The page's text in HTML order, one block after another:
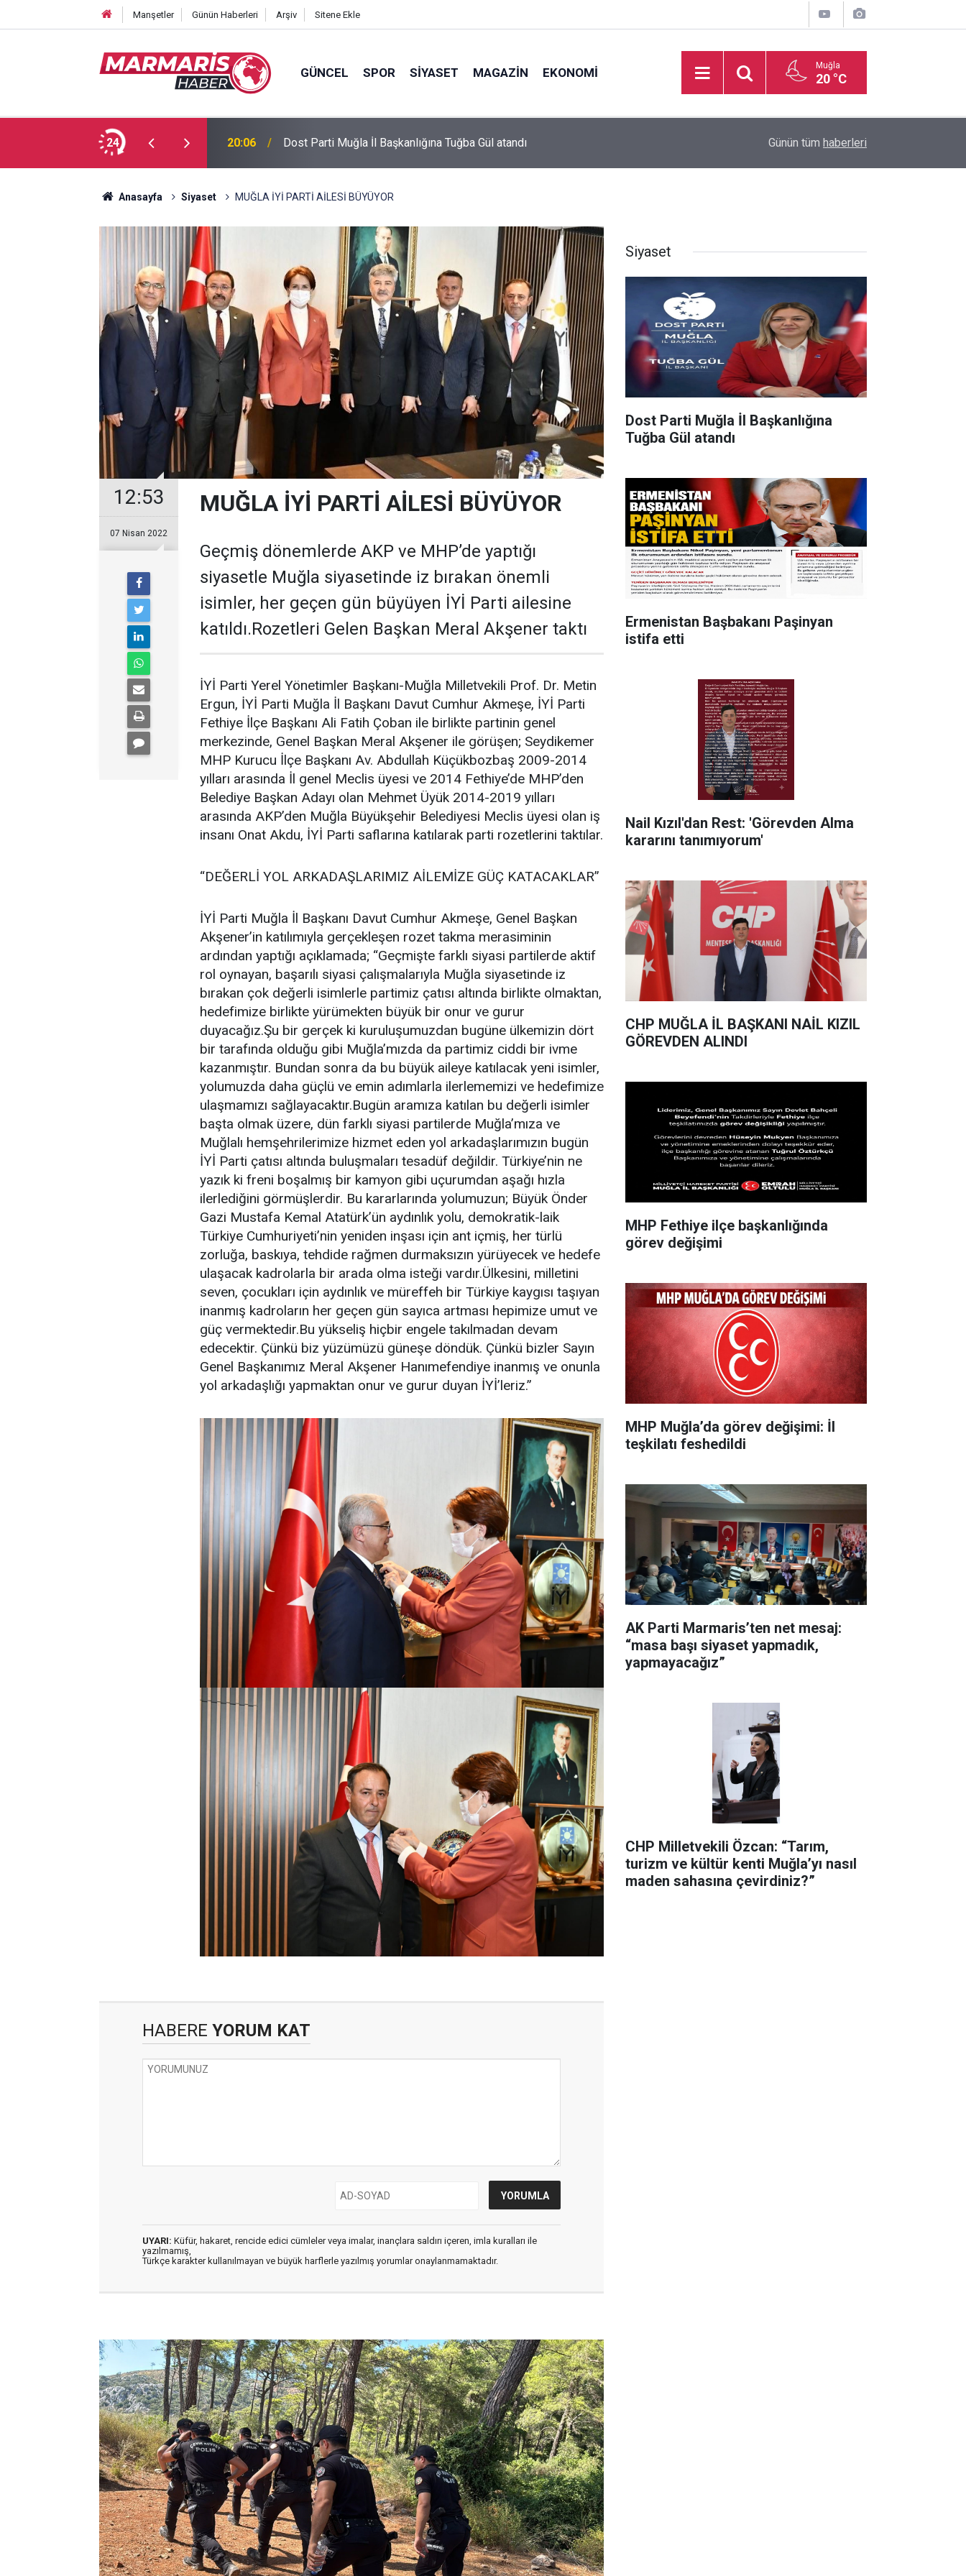
Manşetler Günün Haberleri Arşiv Sitene Ekle
GÜNCEL SPOR SIYASET MAGAZIN EKONOMI Muğla
20 °C
24 16:51 Bursaspor’da 2026-2027 sezonu forma numaraları açıklandı İşitme Engelliler Genç Kız Futsal Milli Takımı,
Günün tüm haberleri
Anasayfa Siyaset MUĞLA İYİ PARTİ AİLESİ BÜYÜYOR
12:53
07 Nisan 2022
MUĞLA İYİ PARTİ AİLESİ BÜYÜYOR
Geçmiş dönemlerde AKP ve MHP’de yaptığı
siyasetle Muğla siyasetinde iz bırakan önemli
isimler, her geçen gün büyüyen İYİ Parti ailesine
katıldı.Rozetleri Gelen Başkan Meral Akşener taktı
İYİ Parti Yerel Yönetimler Başkanı-Muğla Milletvekili Prof. Dr. Metin
Ergun, İYİ Parti Muğla İl Başkanı Davut Cumhur Akmeşe, İYİ Parti
Fethiye İlçe Başkanı Ali Fatih Çoban ile birlikte partinin genel
merkezinde, Genel Başkan Meral Akşener ile görüşen; Seydikemer
MHP Kurucu İlçe Başkanı Av. Abdullah Küçükbozbaş 2009-2014
yılları arasında İl genel Meclis üyesi ve 2014 Fethiye’de MHP’den
Belediye Başkan Adayı olan Mehmet Üyük 2014-2019 yılları
arasında AKP’den Muğla Büyükşehir Belediyesi Meclis üyesi olan iş
insanı Onat Akdu, İYİ Parti saflarına katılarak parti rozetlerini taktılar.
“DEĞERLİ YOL ARKADAŞLARIMIZ AİLEMİZE GÜÇ KATACAKLAR”
İYİ Parti Muğla İl Başkanı Davut Cumhur Akmeşe, Genel Başkan
Akşener’in katılımıyla gerçekleşen rozet takma merasiminin
ardından yaptığı açıklamada; “Geçmişte farklı siyasi partilerde aktif
rol oynayan, başarılı siyasi çalışmalarıyla Muğla siyasetinde iz
bırakan çok değerli isimlerle partimiz çatısı altında birlikte olmaktan,
hedefimize birlikte yürümekten büyük bir onur ve gurur
duyacağız.Şu bir gerçek ki kuruluşumuzdan bugüne ülkemizin dört
bir tarafında olduğu gibi Muğla’mızda da partimiz ciddi bir ivme
kazanmıştır. Bundan sonra da bu büyük aileye katılacak yeni isimler,
yolumuzda daha güçlü ve emin adımlarla ilerlememizi ve hedefimize
ulaşmamızı sağlayacaktır.Bugün aramıza katılan bu değerli isimler
başta olmak üzere, dün farklı siyasi partilerde Muğla’mıza ve
Muğlalı hemşehrilerimize hizmet eden yol arkadaşlarımızın bugün
İYİ Parti çatısı altında buluşmaları tesadüf değildir. Türkiye’nin ne
yazık ki freni boşalmış bir kamyon gibi uçurumdan aşağı hızla
ilerlediğini görmüşlerdir. Bu kararlarında yolumuzun; Büyük Önder
Gazi Mustafa Kemal Atatürk’ün aydınlık yolu, demokratik-laik
Türkiye Cumhuriyeti’nin yeniden inşası için ant içmiş, her türlü
zorluğa, baskıya, tehdide rağmen durmaksızın yürüyecek ve hedefe
ulaşacak kadrolarla bir arada olma isteği vardır.Ülkesini, milletini
seven, çocukları için aydınlık ve müreffeh bir Türkiye kaygısı taşıyan
inanmış kadroların her geçen gün sayıca artması hepimize umut ve
güç vermektedir.Bu yükseliş hiçbir engele takılmadan devam
edecektir. Çünkü biz yüzümüzü güneşe döndük. Çünkü bizler Sayın
Genel Başkanımız Meral Akşener Hanımefendiye inanmış ve onunla
yol arkadaşlığı yapmaktan onur ve gurur duyan İYİ’leriz.”
HABERE YORUM KAT
UYARI: Küfür, hakaret, rencide edici cümleler veya imalar, inançlara saldırı içeren, imla kuralları ile
yazılmamış,
Türkçe karakter kullanılmayan ve büyük harflerle yazılmış yorumlar onaylanmamaktadır.
Siyaset
Dost Parti Muğla İl Başkanlığına
Tuğba Gül atandı
Ermenistan Başbakanı Paşinyan
istifa etti
Nail Kızıl'dan Rest: 'Görevden Alma
kararını tanımıyorum'
CHP MUĞLA İL BAŞKANI NAİL KIZIL
GÖREVDEN ALINDI
MHP Fethiye ilçe başkanlığında
görev değişimi
MHP Muğla’da görev değişimi: İl
teşkilatı feshedildi
AK Parti Marmaris’ten net mesaj:
“masa başı siyaset yapmadık,
yapmayacağız”
CHP Milletvekili Özcan: “Tarım,
turizm ve kültür kenti Muğla’yı nasıl
maden sahasına çevirdiniz?”